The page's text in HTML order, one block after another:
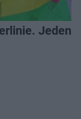
Jeden